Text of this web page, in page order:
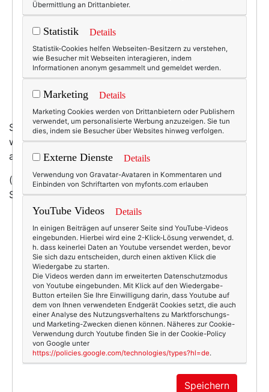
Sieht aus, als wäre darin hübsch kuscheln. Wen
wundert's: Hersteller istBarbour, und die sind ja
abonniert auf kaltes, nasses Wetter!
(Der Kragen ist übrigens Fake, nur damit hier keine
Schimpfe kommt!)
6063
0
Beauty & Fashion
barbour,herbstmode,jacke,strickjacke
KOMMENTAR
Übermittlung an Drittanbieter.
Statistik Details
Statistik-Cookies helfen Webseiten-Besitzern zu verstehen,
wie Besucher mit Webseiten interagieren, indem
Informationen anonym gesammelt und gemeldet werden.
Marketing Details
Marketing Cookies werden von Drittanbietern oder Publishern
verwendet, um personalisierte Werbung anzuzeigen. Sie tun
dies, indem sie Besucher über Websites hinweg verfolgen.
Externe Dienste Details
Verwendung von Gravatar-Avataren in Kommentaren und
Einbinden von Schriftarten von myfonts.com erlauben
YouTube Videos Details
In einigen Beiträgen auf unserer Seite sind YouTube-Videos
eingebunden. Hierbei wird eine 2-Klick-Lösung verwendet, d.
h. dass keinerlei Daten an Youtube versendet werden, bevor
Sie sich dazu entscheiden, durch einen aktiven Klick die
Wiedergabe zu starten.
Die Videos werden dann im erweiterten Datenschutzmodus
von Youtube eingebunden. Mit Klick auf den Wiedergabe-
Button erteilen Sie Ihre Einwilligung darin, dass Youtube auf
dem von Ihnen verwendeten Endgerät Cookies setzt, die auch
einer Analyse des Nutzungsverhaltens zu Marktforschungs-
und Marketing-Zwecken dienen können. Näheres zur Cookie-
Verwendung durch Youtube finden Sie in der Cookie-Policy
von Google unter
https://policies.google.com/technologies/types?hl=de.
Speichern